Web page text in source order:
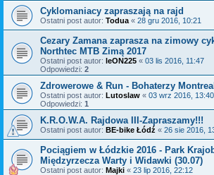
Cyklomaniacy zapraszają na rajd
Ostatni post autor: Todua « 28 gru 2016, 10:21
Cezary Zamana zaprasza na zimowy
Northtec MTB Zimą 2017
Ostatni post autor: leON225 « 03 lis 2016, 11:47
Odpowiedzi: 2
Zdrowerowe & Run - Bohaterzy
Ostatni post autor: Lutoslaw « 03 wrz 2016, 13:40
Odpowiedzi: 1
K.R.O.W.A. Rajdowa III-Zapraszamy!!!
Ostatni post autor: BE-bike Łódź « 26 sie 2016,
Pociągiem w Łódzkie 2016 - Park
Międzyrzecza Warty i Widawki (30.07)
Ostatni post autor: Majki « 23 lip 2016, 22:12